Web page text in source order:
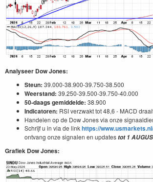
Analyseer Dow Jones:
Steun: 39.000-38.900-39.750-38.500
Weerstand: 39.250-39.500-39.750-40.000
50-daags gemiddelde: 38.900
Indicatoren: RSI verzwakt tot 48,6 - MACD
Handelen op de Dow Jones via onze
Schrijf u in via de linkhttps://
ontvang onze signalen en updatestot 1
Grafiek Dow Jones: